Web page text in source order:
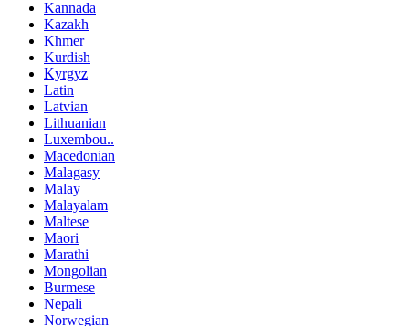
Kannada
Kazakh
Khmer
Kurdish
Kyrgyz
Latin
Latvian
Lithuanian
Luxembou..
Macedonian
Malagasy
Malay
Malayalam
Maltese
Maori
Marathi
Mongolian
Burmese
Nepali
Norwegian